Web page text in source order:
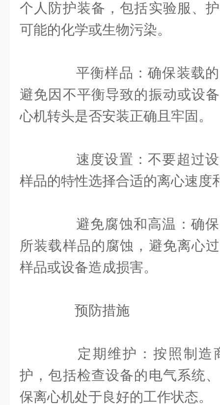
个人防护装备，包括实验服、
可能的化学或生物污染。
平衡样品：确保装载的
避免因不平衡导致的振动或设
心机转头是否安装正确且牢固。
速度设置：不要超过设
样品的特性选择合适的离心速度
避免腐蚀和高温：确保
所装载样品的腐蚀，避免离心
样品或设备造成损害。
预防措施
定期维护：按照制造
护，包括检查设备的电气系统
保离心机处于良好的工作状态。